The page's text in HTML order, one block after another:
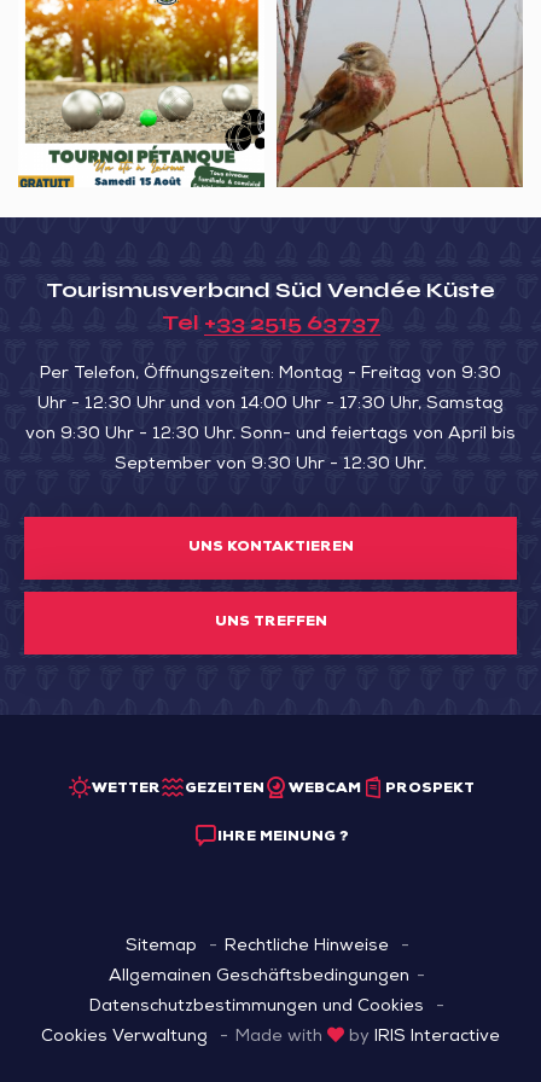
de
l’Aiguillon
été
à
Lairoux
–
Tournoi
pétanque
du
Patrimoine,
Les
oiseaux
migrateurs
de
l’Aiguillon
Tourismusverband Süd Vendée Küste
Tel +33 2515 63737
Per Telefon, Öffnungszeiten: Montag - Freitag von 9:30
Uhr - 12:30 Uhr und von 14:00 Uhr - 17:30 Uhr, Samstag
von 9:30 Uhr - 12:30 Uhr. Sonn- und feiertags von April bis
September von 9:30 Uhr - 12:30 Uhr.
UNS KONTAKTIEREN
UNS TREFFEN
WETTER GEZEITEN WEBCAM PROSPEKT
IHRE MEINUNG ?
Sitemap
Rechtliche Hinweise
Allgemainen Geschäftsbedingungen
Datenschutzbestimmungen und Cookies
Cookies Verwaltung
Made with by IRIS Interactive